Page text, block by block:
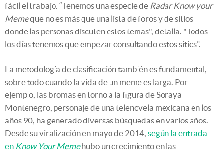
fácil el trabajo. “Tenemos una especie de Radar Know your
Memeque no es más que una lista de foros y de sitios
donde las personas discuten estos temas", detalla. "Todos
los días tenemos que empezar consultando estos sitios”.
La metodología de clasificación también es fundamental,
sobre todo cuando la vida de un meme es larga. Por
ejemplo, las bromas en torno a la figura de Soraya
Montenegro, personaje de una telenovela mexicana en los
años 90, ha generado diversas búsquedas en varios años.
Desde su viralización en mayo de 2014, según la entrada
en Know Your Memehubo un crecimiento en las